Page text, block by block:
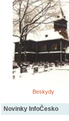
Beskydy
Novinky InfoČesko